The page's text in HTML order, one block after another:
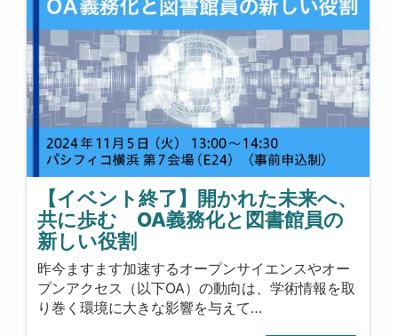
【イベント終了】開かれた未来へ、
共に歩む OA義務化と図書館員の
新しい役割
昨今ますます加速するオープンサイエンスやオー
プンアクセス（以下OA）の動向は、学術情報を取
り巻く環境に大きな影響を与えて…